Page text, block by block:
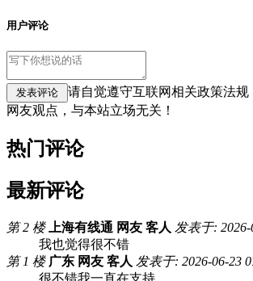
用户评论
请自觉遵守互联网相关政策法规
网友观点，与本站立场无关！
热门评论
最新评论
第 2 楼 上海有线通 网友 客人 发表于:
我也觉得很不错
第 1 楼 广东 网友 客人 发表于: 2026-06-23
很不错我一直在支持